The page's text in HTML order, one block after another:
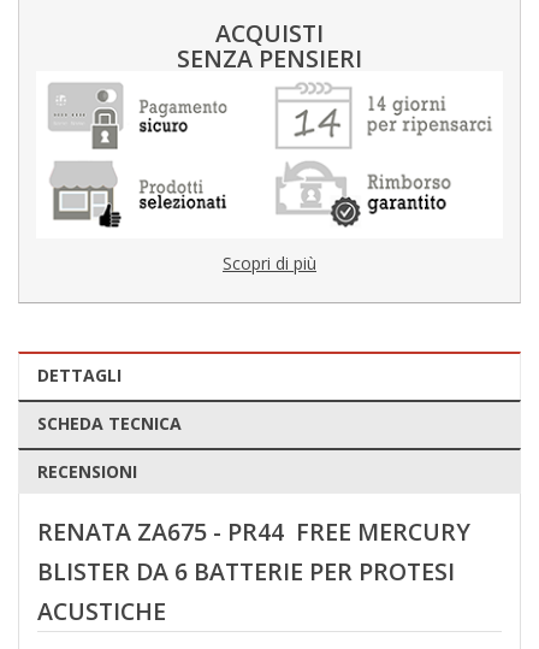
ACQUISTI
SENZA PENSIERI
Scopri di più
DETTAGLI
SCHEDA TECNICA
RECENSIONI
RENATA ZA675 - PR44 FREE MERCURY
BLISTER DA 6 BATTERIE PER PROTESI
ACUSTICHE